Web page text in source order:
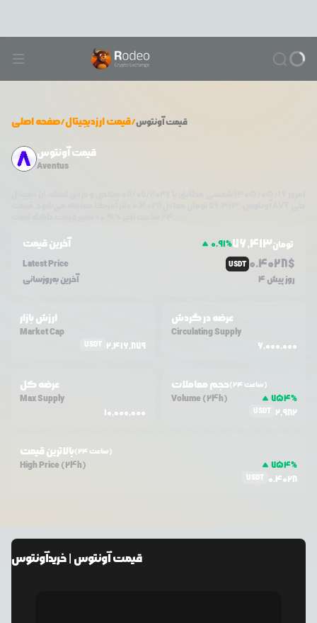
صفحه اصلی/قیمت ارزدیجیتال/ قیمتآونتوس
قیمت آونتوس
Aventus
آخرین قیمت 0.91%76,413تومان
Latest Price
USDT 0.4028$
آخرین به‌روزسانی 4 روز پیش
ارزش بازار
Market Cap
USDT 2,416,879
عرضه در گردش
Circulating Supply
6,000,000
عرضه کل
Max Supply
10,000,000
حجم معاملات (24 ساعت)
Volume (24h) 754%
USDT 2,982
بالاترین قیمت (24 ساعت)
High Price (24h) 754%
USDT 0.4028
قیمتآونتوس | خریدآونتوس